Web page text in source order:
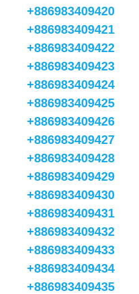
+886983409420
+886983409421
+886983409422
+886983409423
+886983409424
+886983409425
+886983409426
+886983409427
+886983409428
+886983409429
+886983409430
+886983409431
+886983409432
+886983409433
+886983409434
+886983409435